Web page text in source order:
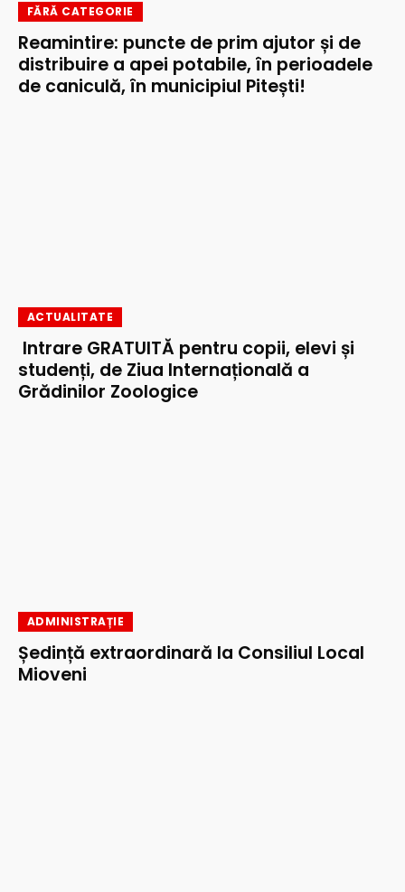
FĂRĂ CATEGORIE
Reamintire: puncte de prim ajutor și de
distribuire a apei potabile, în perioadele
de caniculă, în municipiul Pitești!
ACTUALITATE
Intrare GRATUITĂ pentru copii, elevi și
studenți, de Ziua Internațională a
Grădinilor Zoologice
ADMINISTRAȚIE
Ședință extraordinară la Consiliul Local
Mioveni